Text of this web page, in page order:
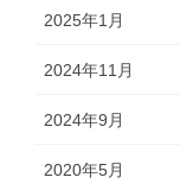
2025年1月
2024年11月
2024年9月
2020年5月